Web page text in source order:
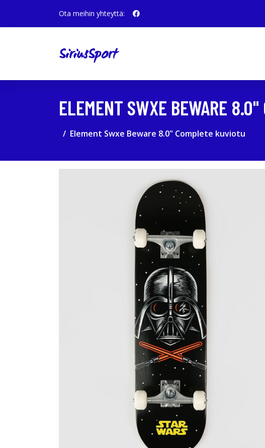
Ota meihin yhteyttä:
ELEMENT SWXE BEWARE
Element Swxe Beware 8.0" Complete kuviotu